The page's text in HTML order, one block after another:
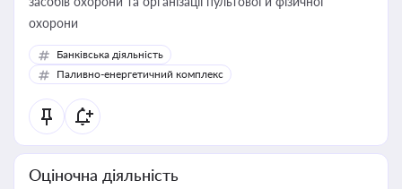
охорони
Банківська діяльність
Паливно-енергетичний комплекс
Оціночна діяльність